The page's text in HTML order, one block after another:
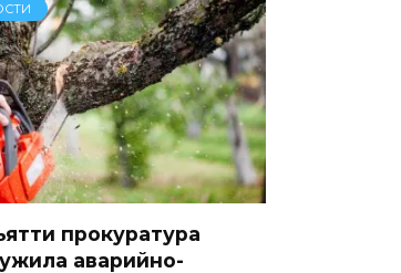
прокуратура
аварийно-